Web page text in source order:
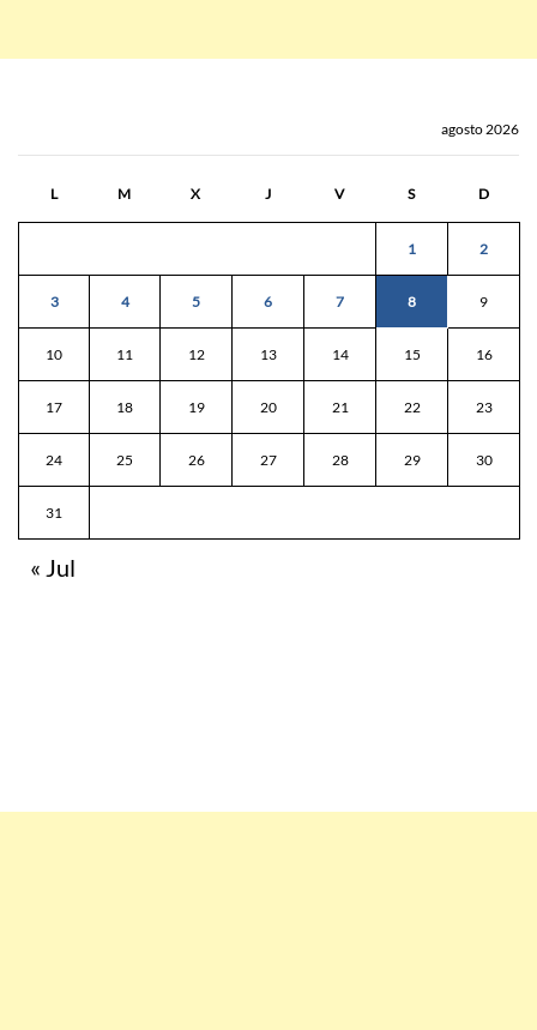
agosto 2026
L M X J V S D
1 2
3 4 5 6 7 8 9
10 11 12 13 14 15 16
17 18 19 20 21 22 23
24 25 26 27 28 29 30
31
« Jul